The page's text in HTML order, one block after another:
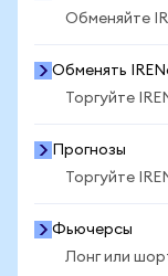
Обменяйте
Обменять
Торгуйте
Прогнозы
Торгуйте
Фьючерсы
Лонг или